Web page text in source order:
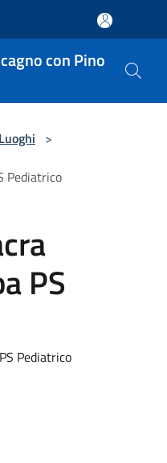
con Pino
Luoghi >
Pediatrico
PS
Pediatrico